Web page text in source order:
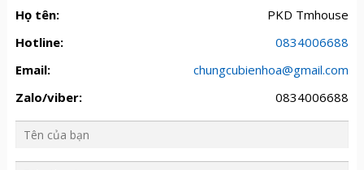
Họ tên:
PKD Tmhouse
Hotline:
0834006688
Email:
chungcubienhoa@gmail.com
Zalo/viber:
0834006688